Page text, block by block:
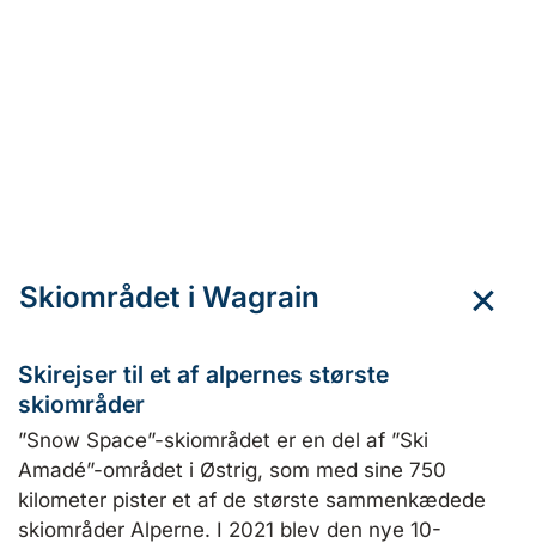
Skiområdet i Wagrain
Skirejser til et af alpernes største
skiområder
”Snow Space”-skiområdet er en del af ”Ski
Amadé”-området i Østrig, som med sine 750
kilometer pister et af de største sammenkædede
skiområder Alperne. I 2021 blev den nye 10-